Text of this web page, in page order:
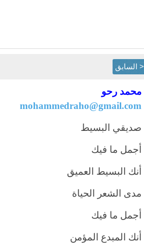
< السابق
محمد رحو
mohammedraho@gmail.com
صديقي البسيط
أجمل ما فيك
أنك البسيط العميق
مدى الشعر الحياة
أجمل ما فيك
أنك المبدع المؤمن